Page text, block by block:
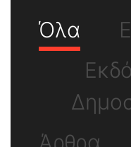
Όλα
Άρθρα